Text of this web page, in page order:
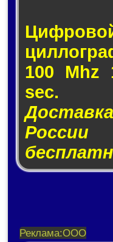
100 Mhz
sec.